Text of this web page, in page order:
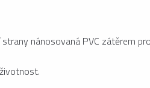
strany nánosovaná PVC zátěrem